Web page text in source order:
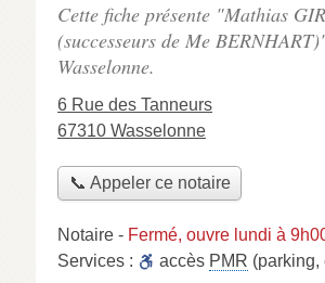
Cette fiche présente "Mathias
(successeurs de Me
Wasselonne.
6 Rue des Tanneurs
67310 Wasselonne
📞 Appeler ce notaire
Notaire - Fermé, ouvre lundi à
Services :
accès PMR (parking,